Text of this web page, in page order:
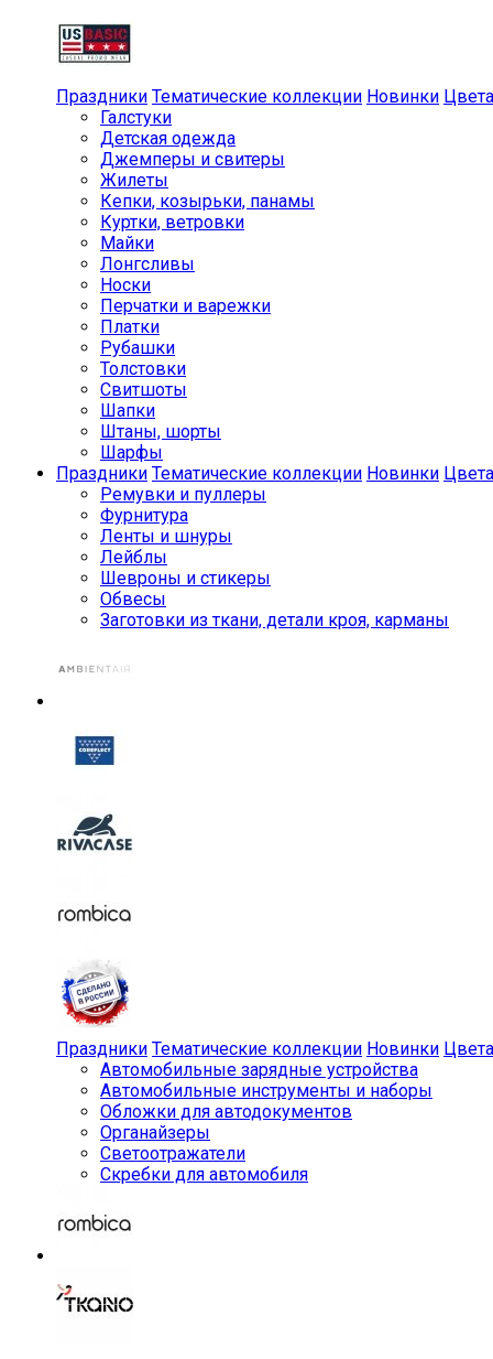
Праздники Тематические коллекции Новинки Цвета
Галстуки
Детская одежда
Джемперы и свитеры
Жилеты
Кепки, козырьки, панамы
Куртки, ветровки
Майки
Лонгсливы
Носки
Перчатки и варежки
Платки
Рубашки
Толстовки
Свитшоты
Шапки
Штаны, шорты
Шарфы
Праздники Тематические коллекции Новинки Цвета
Ремувки и пуллеры
Фурнитура
Ленты и шнуры
Лейблы
Шевроны и стикеры
Обвесы
Заготовки из ткани, детали кроя, карманы
Праздники Тематические коллекции Новинки Цвета
Автомобильные зарядные устройства
Автомобильные инструменты и наборы
Обложки для автодокументов
Органайзеры
Светоотражатели
Скребки для автомобиля